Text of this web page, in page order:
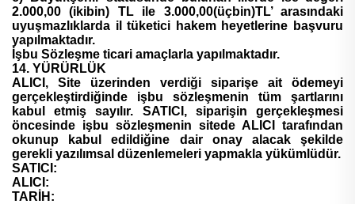
2.000,00 (ikibin) TL ile 3.000,00(üçbin)TL’ arasındaki
uyuşmazlıklarda il tüketici hakem heyetlerine başvuru
yapılmaktadır.
İşbu Sözleşme ticari amaçlarla yapılmaktadır.
14. YÜRÜRLÜK
ALICI, Site üzerinden verdiği siparişe ait ödemeyi
gerçekleştirdiğinde işbu sözleşmenin tüm şartlarını
kabul etmiş sayılır. SATICI, siparişin gerçekleşmesi
öncesinde işbu sözleşmenin sitede ALICI tarafından
okunup kabul edildiğine dair onay alacak şekilde
gerekli yazılımsal düzenlemeleri yapmakla yükümlüdür.
SATICI:
ALICI:
TARİH: